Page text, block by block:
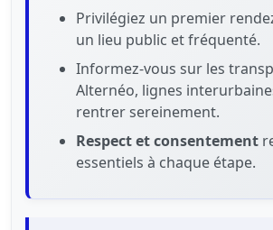
Privilégiez un premier
un lieu public et fréquenté.
Informez‑vous sur les
Alternéo, lignes
rentrer sereinement.
Respect et consentement
essentiels à chaque étape.